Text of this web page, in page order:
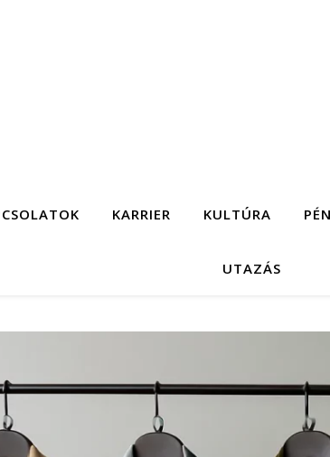
KARRIER KULTÚRA
UTAZÁS